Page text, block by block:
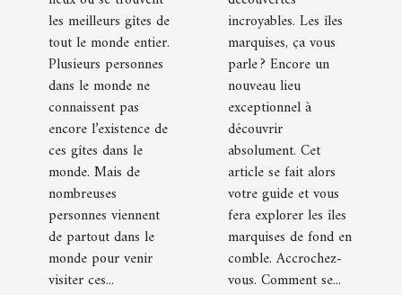
les meilleurs gîtes de
tout le monde entier.
Plusieurs personnes
dans le monde ne
connaissent pas
encore l’existence de
ces gîtes dans le
monde. Mais de
nombreuses
personnes viennent
de partout dans le
monde pour venir
visiter ces...
incroyables. Les îles
marquises, ça vous
parle ? Encore un
nouveau lieu
exceptionnel à
découvrir
absolument. Cet
article se fait alors
votre guide et vous
fera explorer les îles
marquises de fond en
comble. Accrochez-
vous. Comment se...